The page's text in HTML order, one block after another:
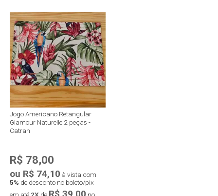
Jogo Americano Retangular
Glamour Naturelle 2 peças -
Catran
R$ 78,00
ou R$ 74,10 à vista com
5% de desconto no boleto/pix
em até 2X de R$ 39,00 no